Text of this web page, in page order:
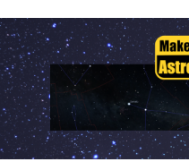
Inhalt
springen